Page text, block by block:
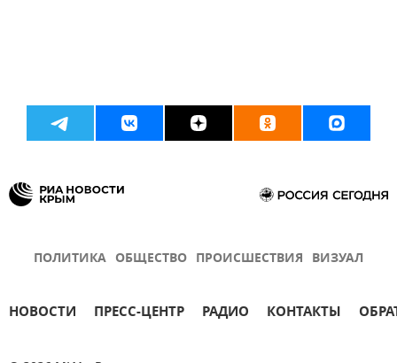
ПОЛИТИКА ОБЩЕСТВО ПРОИСШЕСТВИЯ ВИЗУАЛ
НОВОСТИ ПРЕСС-ЦЕНТР РАДИО КОНТАКТЫ